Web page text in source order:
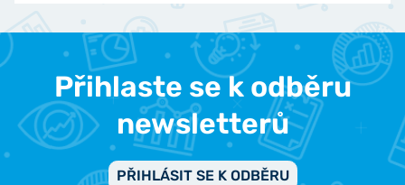
Přihlaste se k odběru
newsletterů
PŘIHLÁSIT SE K ODBĚRU